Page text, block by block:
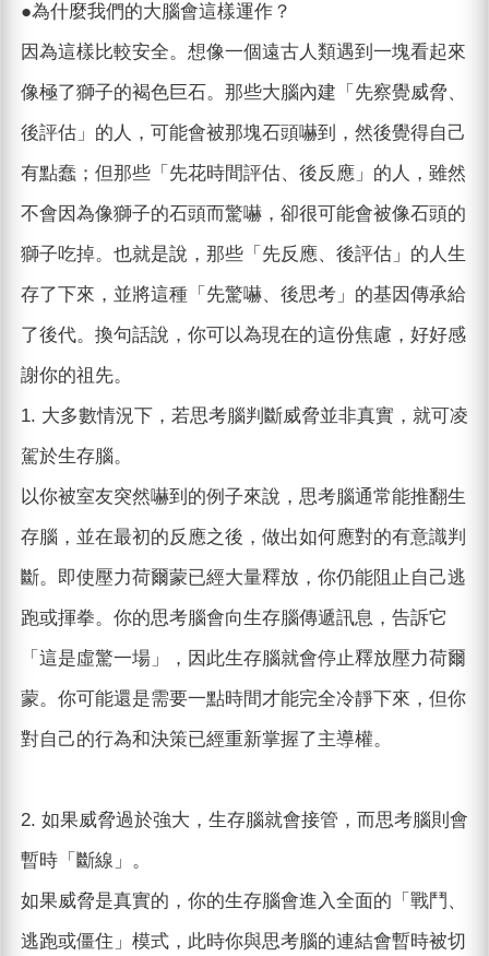
●為什麼我們的大腦會這樣運作？
因為這樣比較安全。想像一個遠古人類遇到一塊看起來
像極了獅子的褐色巨石。那些大腦內建「先察覺威脅、
後評估」的人，可能會被那塊石頭嚇到，然後覺得自己
有點蠢；但那些「先花時間評估、後反應」的人，雖然
不會因為像獅子的石頭而驚嚇，卻很可能會被像石頭的
獅子吃掉。也就是說，那些「先反應、後評估」的人生
存了下來，並將這種「先驚嚇、後思考」的基因傳承給
了後代。換句話說，你可以為現在的這份焦慮，好好感
謝你的祖先。
1. 大多數情況下，若思考腦判斷威脅並非真實，就可凌
駕於生存腦。
以你被室友突然嚇到的例子來說，思考腦通常能推翻生
存腦，並在最初的反應之後，做出如何應對的有意識判
斷。即使壓力荷爾蒙已經大量釋放，你仍能阻止自己逃
跑或揮拳。你的思考腦會向生存腦傳遞訊息，告訴它
「這是虛驚一場」，因此生存腦就會停止釋放壓力荷爾
蒙。你可能還是需要一點時間才能完全冷靜下來，但你
對自己的行為和決策已經重新掌握了主導權。
2. 如果威脅過於強大，生存腦就會接管，而思考腦則會
暫時「斷線」。
如果威脅是真實的，你的生存腦會進入全面的「戰鬥、
逃跑或僵住」模式，此時你與思考腦的連結會暫時被切